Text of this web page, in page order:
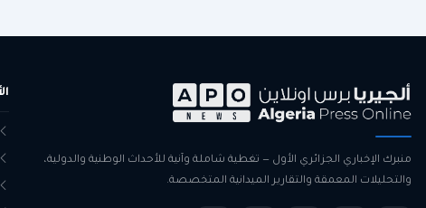
منبرك الإخباري الجزائري الأول — تغطية شاملة وآنية للأحداث الوطنية والدولية،
والتحليلات المعمقة والتقارير الميدانية المتخصصة.